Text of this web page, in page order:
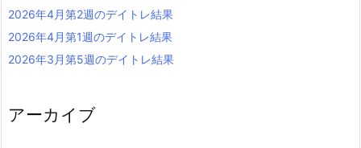
2026年4月第2週のデイトレ結果
2026年4月第1週のデイトレ結果
2026年3月第5週のデイトレ結果
アーカイブ